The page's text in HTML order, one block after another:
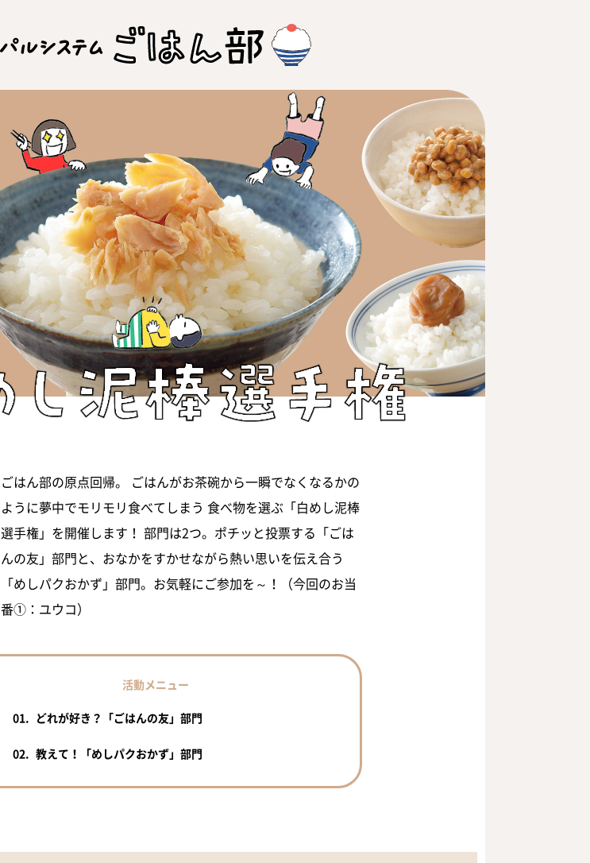
ごはん部の原点回帰。 ごはんがお茶碗から一瞬でなくなるかの
ように夢中でモリモリ食べてしまう 食べ物を選ぶ「白めし泥棒
選手権」を開催します！ 部門は2つ。ポチッと投票する「ごは
んの友」部門と、おなかをすかせながら熱い思いを伝え合う
「めしパクおかず」部門。お気軽にご参加を～！（今回のお当
番①：ユウコ）
活動メニュー
01. どれが好き？「ごはんの友」部門
02. 教えて！「めしパクおかず」部門